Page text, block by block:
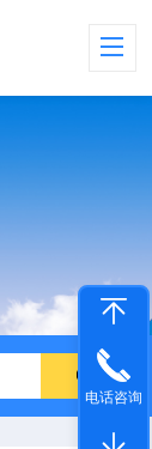
电话咨询